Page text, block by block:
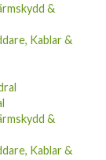
&
Kablar &
&
Kablar &